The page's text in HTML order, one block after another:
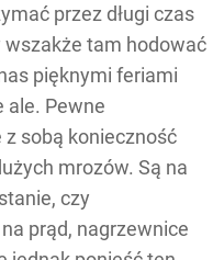
przez długi czas
tam hodować
pięknymi feriami
ale. Pewne
sobą konieczność
mrozów. Są na
czy
prąd, nagrzewnice